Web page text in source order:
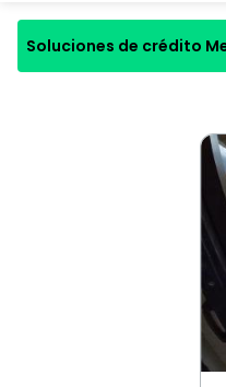
Soluciones de crédito